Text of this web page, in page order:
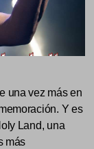
una vez más en
Y es
Land, una
más